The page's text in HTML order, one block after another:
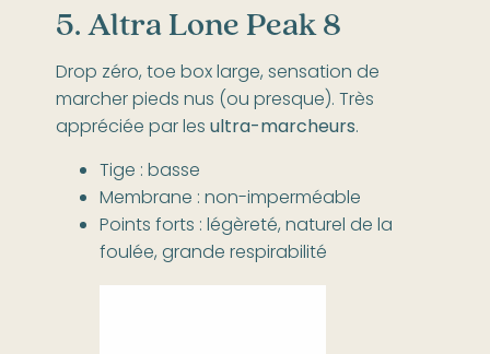
5. Altra Lone Peak 8
Drop zéro, toe box large, sensation de
marcher pieds nus (ou presque). Très
appréciée par lesultra-marcheurs.
Tige : basse
Membrane : non-imperméable
Points forts : légèreté, naturel de la
foulée, grande respirabilité